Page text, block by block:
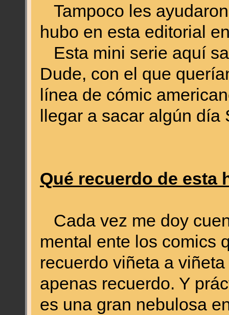
Tampoco les
hubo en esta editorial
Esta mini serie aquí
Dude, con el que
línea de cómic
llegar a sacar algún día
Qué recuerdo de esta
Cada vez me doy
mental ente los comics
recuerdo viñeta a
apenas recuerdo. Y
es una gran nebulosa